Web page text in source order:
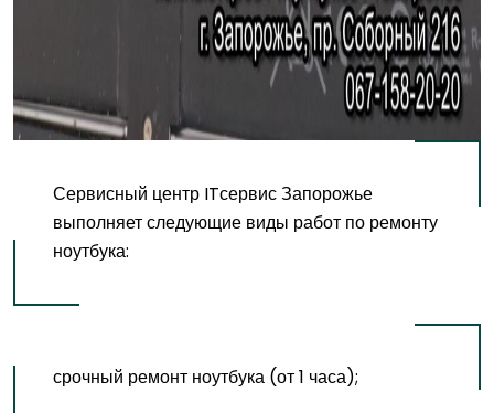
Сервисный центр ITсервис Запорожье
выполняет следующие виды работ по ремонту
ноутбука:
срочный ремонт ноутбука (от 1 часа);